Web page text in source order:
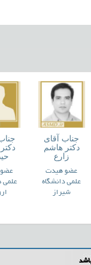
جناب آقای
دکتر عباس
نرگسیان
عضو هیئت
علمی دانشگاه